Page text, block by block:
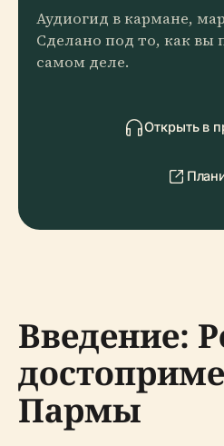
Аудиогид в кармане,
Сделано под то, как вы
самом деле.
Открыть в
Введение:
Пармы